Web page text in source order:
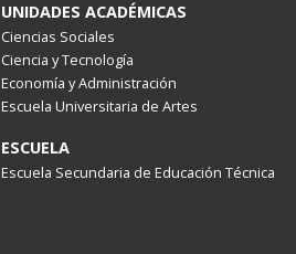
UNIDADES ACADÉMICAS
Ciencias Sociales
Ciencia y Tecnología
Economía y Administración
Escuela Universitaria de Artes
ESCUELA
Escuela Secundaria de Educación Técnica